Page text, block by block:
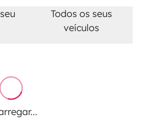
Todos os seus
veículos